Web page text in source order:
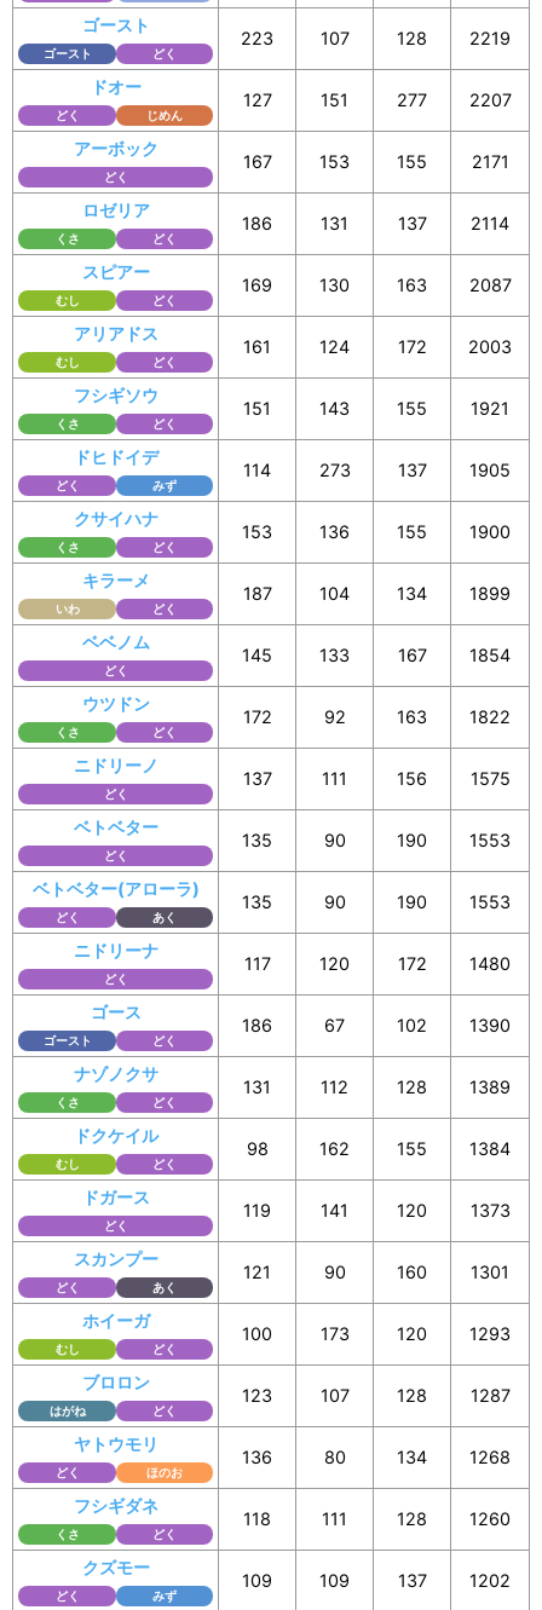
ゴースト
ゴースト どく
223 107 128 2219
ドオー
どく じめん
127 151 277 2207
アーボック
どく
167 153 155 2171
ロゼリア
くさ どく
186 131 137 2114
スピアー
むし どく
169 130 163 2087
アリアドス
むし どく
161 124 172 2003
フシギソウ
くさ どく
151 143 155 1921
ドヒドイデ
どく みず
114 273 137 1905
クサイハナ
くさ どく
153 136 155 1900
キラーメ
いわ どく
187 104 134 1899
ベベノム
どく
145 133 167 1854
ウツドン
くさ どく
172 92 163 1822
ニドリーノ
どく
137 111 156 1575
ベトベター
どく
135 90 190 1553
ベトベター(アローラ)
どく あく
135 90 190 1553
ニドリーナ
どく
117 120 172 1480
ゴース
ゴースト どく
186 67 102 1390
ナゾノクサ
くさ どく
131 112 128 1389
ドクケイル
むし どく
98 162 155 1384
ドガース
どく
119 141 120 1373
スカンプー
どく あく
121 90 160 1301
ホイーガ
むし どく
100 173 120 1293
ブロロン
はがね どく
123 107 128 1287
ヤトウモリ
どく ほのお
136 80 134 1268
フシギダネ
くさ どく
118 111 128 1260
クズモー
どく みず
109 109 137 1202